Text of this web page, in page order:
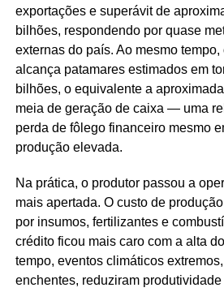
exportações e superávit de
bilhões, respondendo por quase
externas do país. Ao mesmo tempo,
alcança patamares estimados em
bilhões, o equivalente a
meia de geração de caixa — uma
perda de fôlego financeiro mesmo
produção elevada.
Na prática, o produtor passou a
mais apertada. O custo de
por insumos, fertilizantes e
crédito ficou mais caro com a alta
tempo, eventos climáticos
enchentes, reduziram